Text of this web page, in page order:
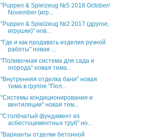
"Puppen & Spielzeug №5 2018 October/
November (игр...
"Puppen & Spielzeug №2 2017 (другое,
игрушки)" нов...
"Где и как продавать изделия ручной
работы" новая ...
"Поливочная система для сада и
огорода" новая тема...
"Внутренняя отделка бани" новая
тема в группе "Пол...
"Системы кондиционирования и
вентиляции" новая тем...
"Столбчатый фундамент из
асбестоцементных труб" но...
"Варианты отделки бетонной